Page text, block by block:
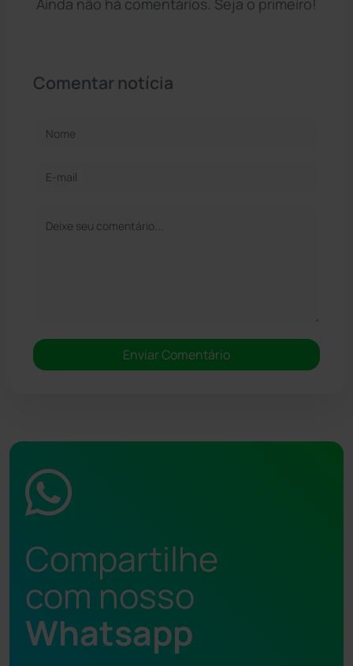
Ainda não há comentários. Seja o primeiro!
Comentar notícia
Compartilhe
com nosso
Whatsapp